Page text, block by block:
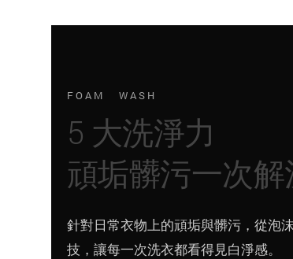
FOAM WASH
5 大洗淨力
頑垢髒污一次解
針對日常衣物上的頑垢與髒污，從泡
技，讓每一次洗衣都看得見白淨感。